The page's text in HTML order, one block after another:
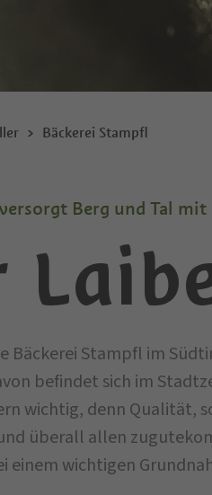
Bäckerei Stampfl
Berg und Tal
Bäckerei Stampfl im
befindet sich im
wichtig, denn Qualität,
überall allen
einem wichtigen